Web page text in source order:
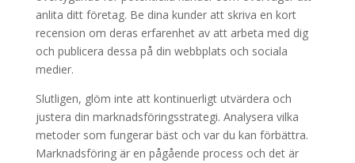
anlita ditt företag. Be dina kunder att skriva en kort
recension om deras erfarenhet av att arbeta med dig
och publicera dessa på din webbplats och sociala
medier.
Slutligen, glöm inte att kontinuerligt utvärdera och
justera din marknadsföringsstrategi. Analysera vilka
metoder som fungerar bäst och var du kan förbättra.
Marknadsföring är en pågående process och det är